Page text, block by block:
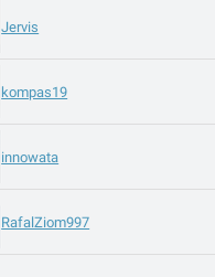
Jervis
kompas19
innowata
RafalZiom997